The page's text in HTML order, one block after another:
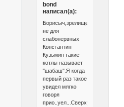
bond
написал(а):
Борисыч,зрелище
не для
слабонервных
Константин
Кузьмин такие
котлы называет
''шабаш''.Я когда
первый раз такое
увидел мягко
говоря
прио..уел...Сверху